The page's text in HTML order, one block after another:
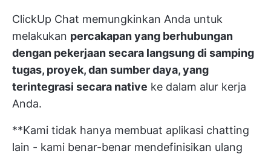
ClickUp Chat memungkinkan Anda untuk
melakukan percakapan yang berhubungan
dengan pekerjaan secara langsung di samping
tugas, proyek, dan sumber daya, yang
terintegrasi secara native ke dalam alur kerja
Anda.
**Kami tidak hanya membuat aplikasi chatting
lain - kami benar-benar mendefinisikan ulang